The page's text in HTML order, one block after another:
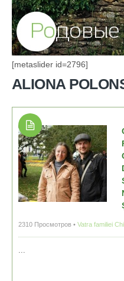
[metaslider id=2796]
ALIONA
2310 Просмотров • Vatra familiei
...